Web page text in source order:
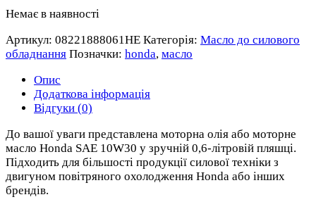
Немає в наявності
Артикул: 08221888061HE Категорія: Масло до силового
обладнання Позначки: honda, масло
Опис
Додаткова інформація
Відгуки (0)
До вашої уваги представлена моторна олія або моторне
масло Honda SAE 10W30 у зручній 0,6-літровій пляшці.
Підходить для більшості продукції силової техніки з
двигуном повітряного охолодження Honda або інших
брендів.